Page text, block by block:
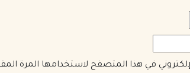
في هذا المتصفح لاستخدامها المرة